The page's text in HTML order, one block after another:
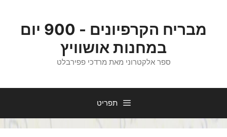
מבריח הקרפיונים - 900 יום
במחנות אושוויץ
ספר אלקטרוני מאת מרדכי פפירבלט
תפריט